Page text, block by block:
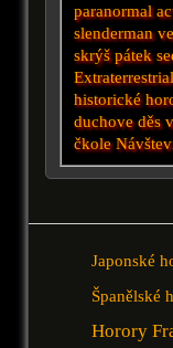
paranormal
slenderman
skrýš pátek
historické
duchoveděs
čkole
Japonské
Španělské
Horory